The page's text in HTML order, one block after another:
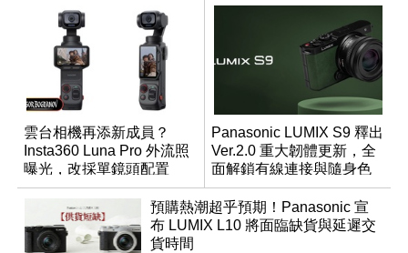
雲台相機再添新成員？
Insta360 Luna Pro 外流照
曝光，改採單鏡頭配置
Panasonic LUMIX S9 釋出
Ver.2.0 重大韌體更新，全
面解鎖有線連接與隨身色
調編輯
預購熱潮超乎預期！Panasonic 宣
布 LUMIX L10 將面臨缺貨與延遲交
貨時間